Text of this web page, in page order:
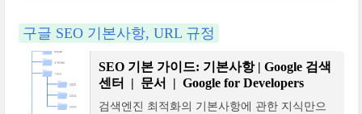
구글 SEO 기본사항, URL 규정
SEO 기본 가이드: 기본사항 | Google 검색
센터 | 문서 | Google for Developers
검색엔진 최적화의 기본사항에 관한 지식만으